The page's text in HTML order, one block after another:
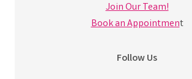
Join Our Team!
Book an Appointment
Follow Us